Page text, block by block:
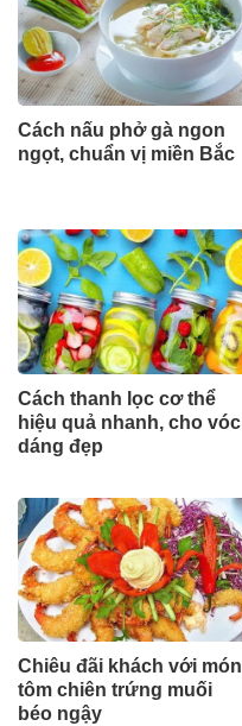
Cách nấu phở gà ngon
ngọt, chuẩn vị miền Bắc
Cách thanh lọc cơ thể
hiệu quả nhanh, cho vóc
dáng đẹp
Chiêu đãi khách với món
tôm chiên trứng muối
béo ngậy